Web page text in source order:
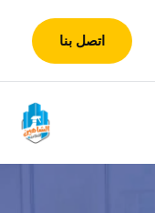
اتصل بنا